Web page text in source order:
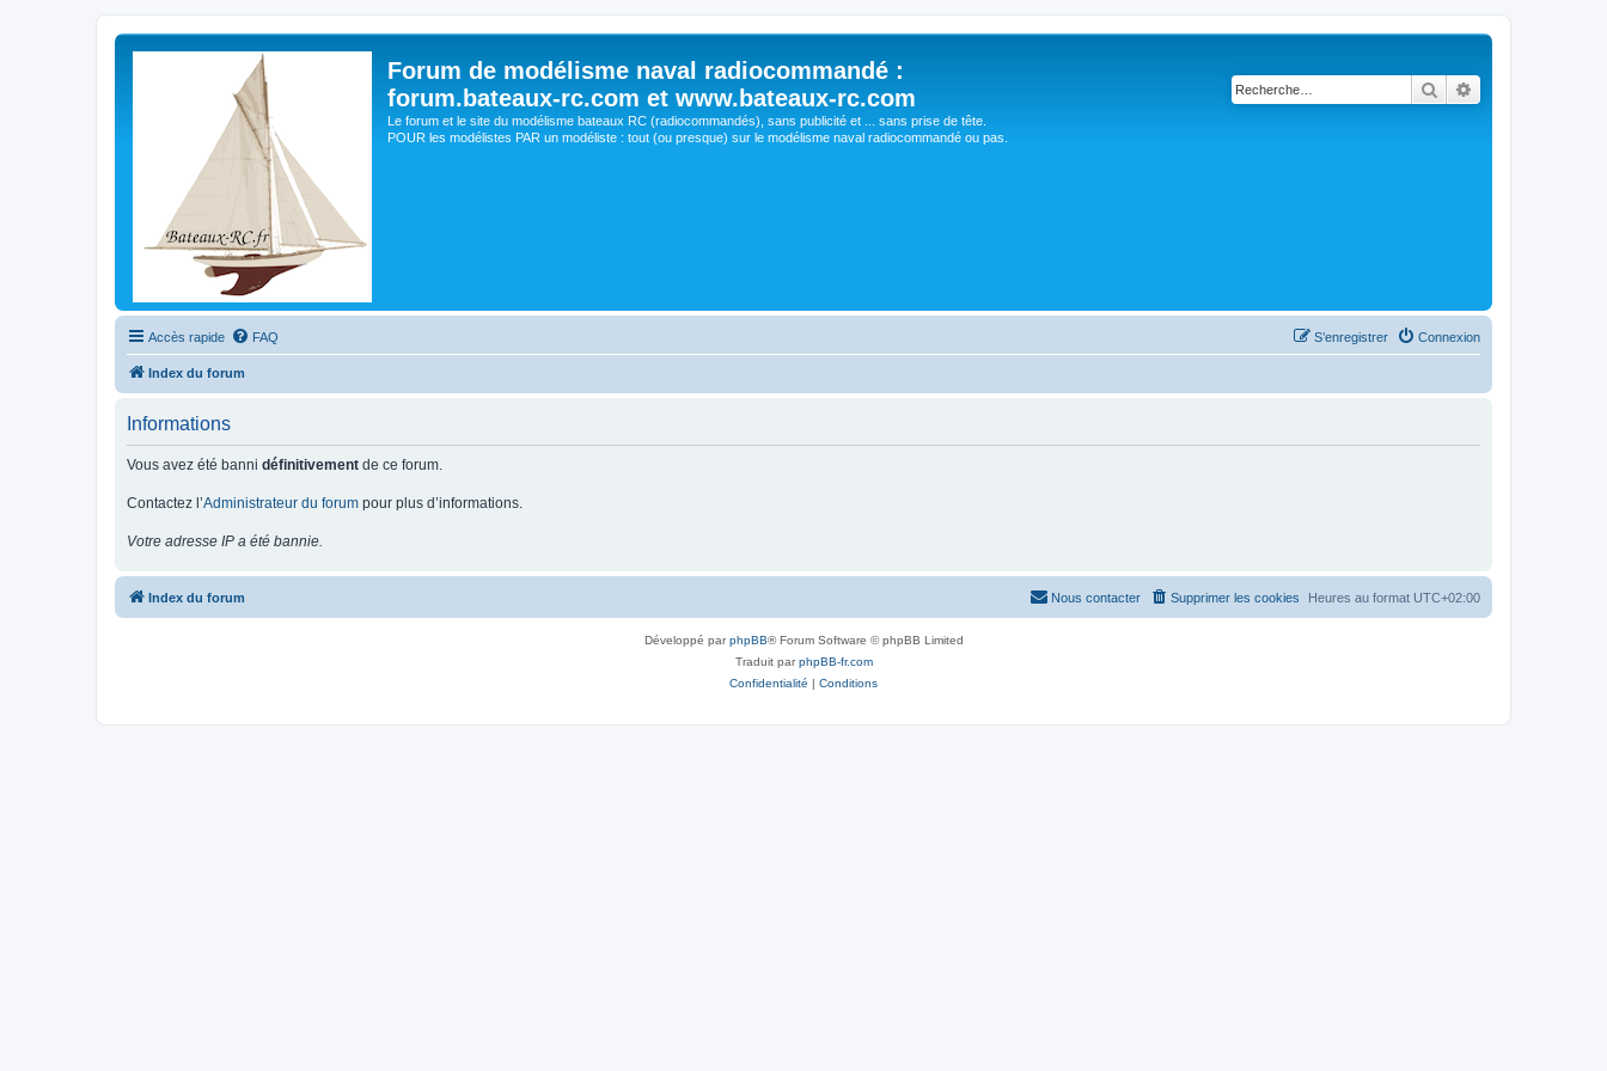
Forum de modélisme naval radiocommandé :
forum.bateaux-rc.com et www.bateaux-rc.com
Le forum et le site du modélisme bateaux RC (radiocommandés), sans publicité et ... sans prise de tête.
POUR les modélistes PAR un modéliste : tout (ou presque) sur le modélisme naval radiocommandé ou pas.
Rechercher
Accès rapide FAQ Connexion
S’enregistrer
Index du forum
Informations
Vous avez été banni définitivement de ce forum.
Contactez l’Administrateur du forum pour plus d’informations.
Votre adresse IP a été bannie.
Index du forum Heures au format UTC+02:00
Supprimer les cookies
Nous contacter
Développé parphpBB® Forum Software © phpBB Limited
Traduit parphpBB-fr.com
Confidentialité | Conditions